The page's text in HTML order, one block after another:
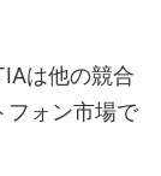
は他の競合
フォン市場で